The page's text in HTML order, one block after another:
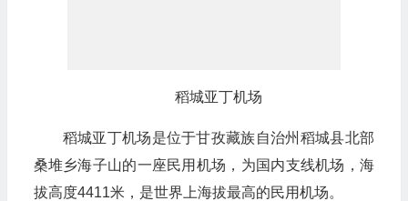
稻城亚丁机场
稻城亚丁机场是位于甘孜藏族自治州稻城县北部
桑堆乡海子山的一座民用机场，为国内支线机场，海
拔高度4411米，是世界上海拔最高的民用机场。